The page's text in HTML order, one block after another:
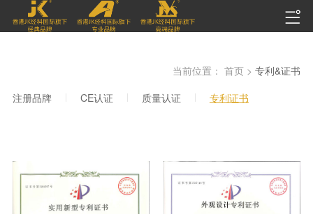
当前位置：首页 >专利&证书
注册品牌
CE认证 质量认证 专利证书